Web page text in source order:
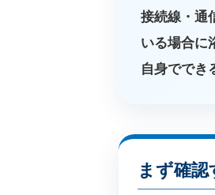
接続線・通
いる場合に
自身ででき
まず確認